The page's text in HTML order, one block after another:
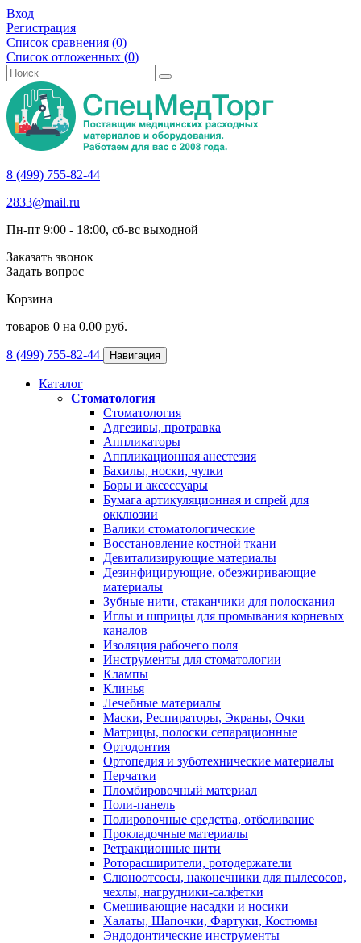
Вход
Регистрация
Список сравнения (0)
Список отложенных (0)
8 (499) 755-82-44
2833@mail.ru
Пн-пт 9:00 - 18:00, сб-вс выходной
Заказать звонок
Задать вопрос
Корзина
товаров 0 на 0.00 руб.
8 (499) 755-82-44 Навигация
Каталог
Стоматология
Стоматология
Адгезивы, протравка
Аппликаторы
Аппликационная анестезия
Бахилы, носки, чулки
Боры и аксессуары
Бумага артикуляционная и спрей для
окклюзии
Валики стоматологические
Восстановление костной ткани
Девитализирующие материалы
Дезинфицирующие, обезжиривающие
материалы
Зубные нити, стаканчики для полоскания
Иглы и шприцы для промывания корневых
каналов
Изоляция рабочего поля
Инструменты для стоматологии
Клампы
Клинья
Лечебные материалы
Маски, Респираторы, Экраны, Очки
Матрицы, полоски сепарационные
Ортодонтия
Ортопедия и зуботехнические материалы
Перчатки
Пломбировочный материал
Поли-панель
Полировочные средства, отбеливание
Прокладочные материалы
Ретракционные нити
Роторасширители, ротодержатели
Слюноотсосы, наконечники для пылесосов,
чехлы, нагрудники-салфетки
Смешивающие насадки и носики
Халаты, Шапочки, Фартуки, Костюмы
Эндодонтические инструменты